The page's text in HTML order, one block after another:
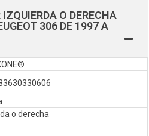
O DERECHA
306 DE 1997 A
o derecha